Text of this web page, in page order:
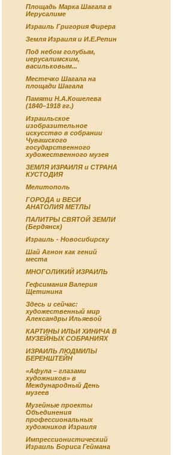
Площадь Марка Шагала в
Иерусалиме
Израиль Григория Фирера
Земля Израиля и И.Е.Репин
Под небом голубым,
иерусалимским,
васильковым...
Местечко Шагала на
площади Шагала
Памяти Н.А.Кошелева
(1840–1918 гг.)
Израильское
изобразительное
искусство в собрании
Чувашского
государственного
художественного музея
ЗЕМЛЯ ИЗРАИЛЯ и СТРАНА
КУСТОДИЯ
Мелитополь
ГОРОДА и ВЕСИ
АНАТОЛИЯ МЕТЛЫ
ПАЛИТРЫ СВЯТОЙ ЗЕМЛИ
(Бердянск)
Израиль - Новосибирску
Шай Агнон как гений
места
МНОГОЛИКИЙ ИЗРАИЛЬ
Гефсимания Валерия
Щетинина
Здесь и сейчас:
художественный мир
Александры Ильяевой
КАРТИНЫ ИЛЬИ ХИНИЧА В
МУЗЕЙНЫХ СОБРАНИЯХ
ИЗРАИЛЬ ЛЮДМИЛЫ
БЕРЕНШТЕЙН
«Афула – глазами
художников» в
Международный День
музеев
Музейные проекты
Объединения
профессиональных
художников Израиля
Импрессионистический
Израиль Бориса Геймана